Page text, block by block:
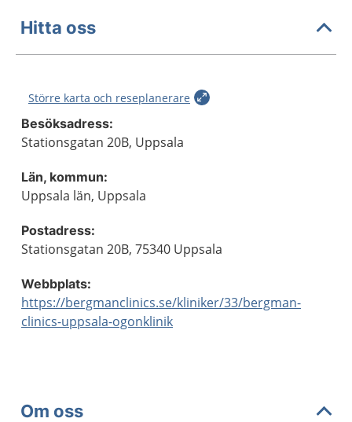
Hitta oss
Större karta och reseplanerare
Besöksadress:
Stationsgatan 20B, Uppsala
Län, kommun:
Uppsala län, Uppsala
Postadress:
Stationsgatan 20B, 75340 Uppsala
Webbplats:
https://bergmanclinics.se/kliniker/33/bergman-
clinics-uppsala-ogonklinik
Om oss